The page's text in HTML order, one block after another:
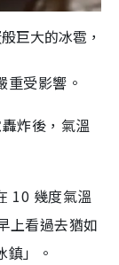
巨大的冰雹，
重受影響。
炸後，氣溫
10 幾度氣溫
上看過去猶如
鎮」。